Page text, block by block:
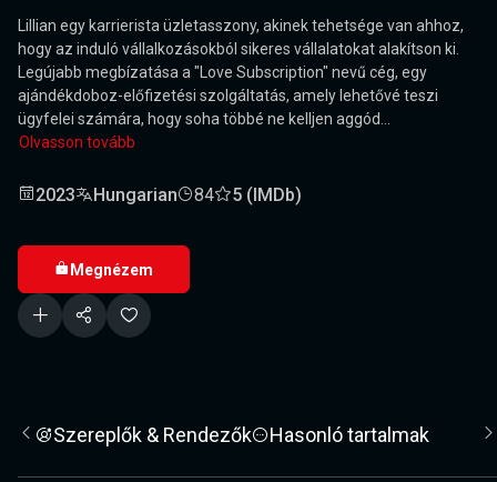
Lillian egy karrierista üzletasszony, akinek tehetsége van ahhoz,
hogy az induló vállalkozásokból sikeres vállalatokat alakítson ki.
Legújabb megbízatása a "Love Subscription" nevű cég, egy
ajándékdoboz-előfizetési szolgáltatás, amely lehetővé teszi
ügyfelei számára, hogy soha többé ne kelljen aggód...
Olvasson tovább
2023 Hungarian 84 5 (IMDb)
Megnézem
Szereplők & Rendezők Hasonló tartalmak